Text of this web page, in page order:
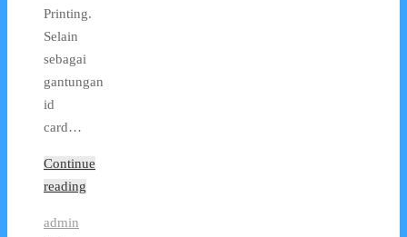
Printing.
Selain
sebagai
gantungan
id
card…
Continue
reading
admin